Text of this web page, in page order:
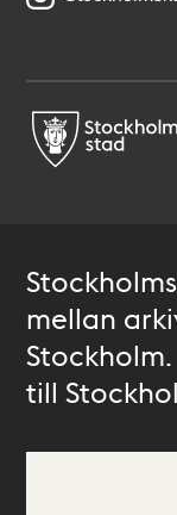
mellan
till